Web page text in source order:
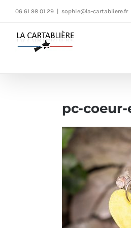
contenu
06 61 98 01 29 sophie@la-cartabliere.fr
pc-